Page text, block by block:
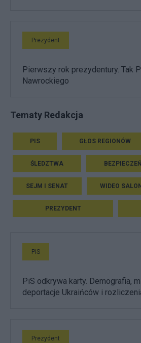
Prezydent
Pierwszy rok prezydentury. Tak
Nawrockiego
Tematy Redakcja
PIS GŁOS REGIONÓW
ŚLEDZTWA
SEJM I SENAT WIDEO
PREZYDENT
PiS
PiS odkrywa karty. Demografia,
deportacje Ukraińców i
Prezydent